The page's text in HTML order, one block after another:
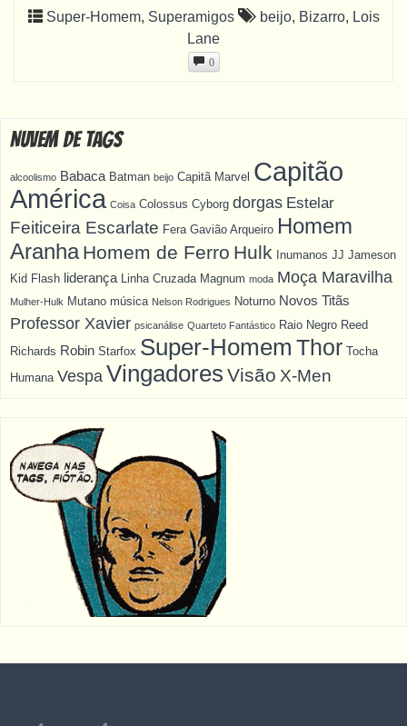
Super-Homem, Superamigos beijo, Bizarro, Lois
Lane
0
Nuvem de Tags
alcoolismo Babaca Batman beijo Capitã Marvel Capitão
América Coisa Colossus Cyborg dorgas Estelar
Feiticeira Escarlate Fera Gavião Arqueiro Homem
Aranha Homem de Ferro Hulk Inumanos JJ Jameson
Kid Flash liderança Linha Cruzada Magnum moda Moça Maravilha
Mulher-Hulk Mutano música Nelson Rodrigues Noturno Novos Titãs
Professor Xavier psicanálise Quarteto Fantástico Raio Negro Reed
Richards Robin Starfox Super-Homem Thor Tocha
Humana Vespa Vingadores Visão X-Men